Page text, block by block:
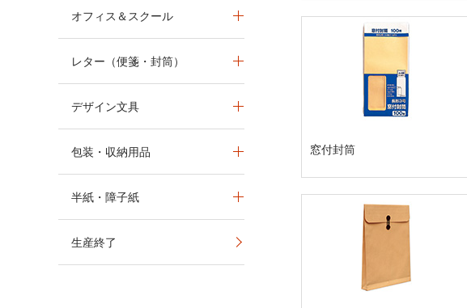
窓付封筒
オフィス＆スクール
レター（便箋・封筒）
デザイン文具
包装・収納用品
半紙・障子紙
生産終了